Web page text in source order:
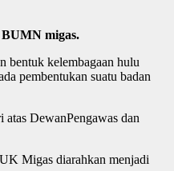
migas.
bentuk kelembagaan hulu
pembentukan suatu badan
DewanPengawas dan
Migas diarahkan menjadi